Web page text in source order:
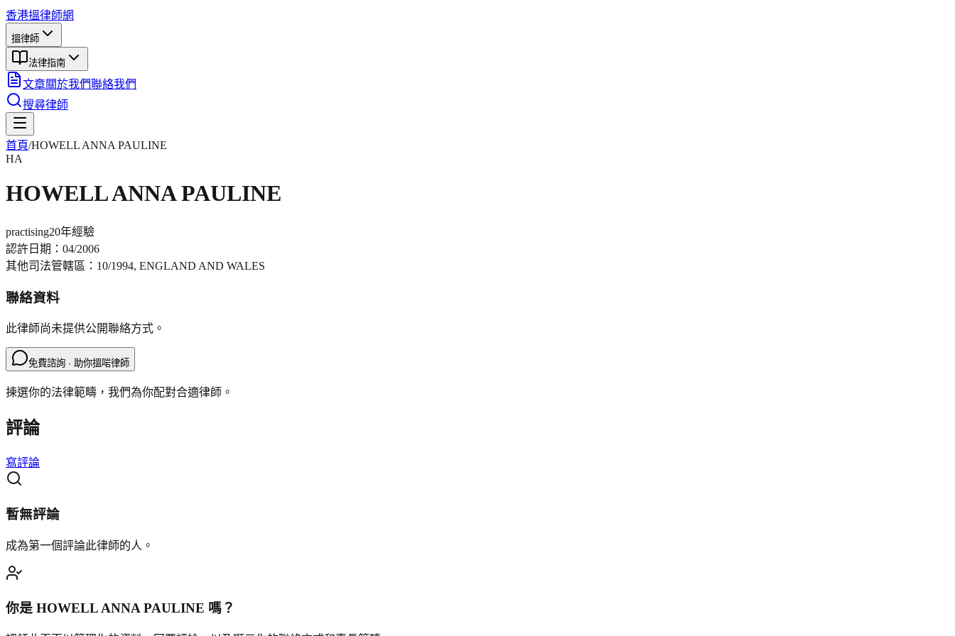
香港搵律師網
搵律師
法律指南
文章關於我們聯絡我們
搜尋律師
首頁/HOWELL ANNA PAULINE
HA
HOWELL ANNA PAULINE
practising20年經驗
認許日期： 04/2006
其他司法管轄區： 10/1994, ENGLAND AND WALES
聯絡資料
此律師尚未提供公開聯絡方式。
免費諮詢 · 助你搵啱律師
揀選你的法律範疇，我們為你配對合適律師。
評論
寫評論
暫無評論
成為第一個評論此律師的人。
你是 HOWELL ANNA PAULINE 嗎？